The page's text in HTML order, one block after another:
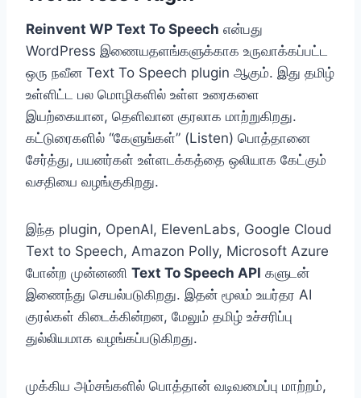
Reinvent WP Text To Speech என்பது
WordPress இணையதளங்களுக்காக உருவாக்கப்பட்ட
ஒரு நவீன Text To Speech plugin ஆகும். இது தமிழ்
உள்ளிட்ட பல மொழிகளில் உள்ள உரைகளை
இயற்கையான, தெளிவான குரலாக மாற்றுகிறது.
கட்டுரைகளில் “கேளுங்கள்” (Listen) பொத்தானை
சேர்த்து, பயனர்கள் உள்ளடக்கத்தை ஒலியாக கேட்கும்
வசதியை வழங்குகிறது.
இந்த plugin, OpenAI, ElevenLabs, Google Cloud
Text to Speech, Amazon Polly, Microsoft Azure
போன்ற முன்னணி Text To Speech API களுடன்
இணைந்து செயல்படுகிறது. இதன் மூலம் உயர்தர AI
குரல்கள் கிடைக்கின்றன, மேலும் தமிழ் உச்சரிப்பு
துல்லியமாக வழங்கப்படுகிறது.
முக்கிய அம்சங்களில் பொத்தான் வடிவமைப்பு மாற்றம்,